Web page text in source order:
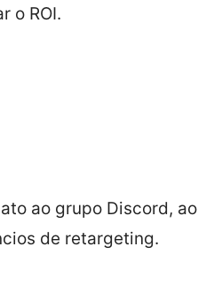
o ROI.
ao grupo Discord, ao
de retargeting.